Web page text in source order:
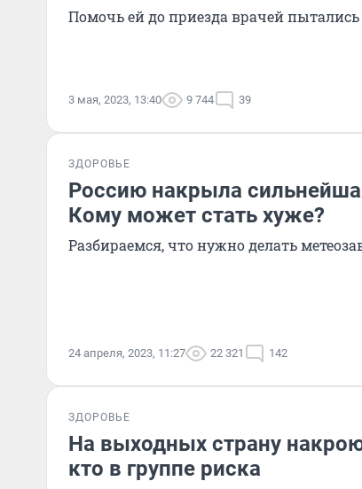
Помочь ей до приезда врачей
3 мая, 2023, 13:40 9 744 39
ЗДОРОВЬЕ
Россию накрыла
Кому может стать хуже?
Разбираемся, что нужно делать
24 апреля, 2023, 11:27 22 321 142
ЗДОРОВЬЕ
На выходных страну
кто в группе риска